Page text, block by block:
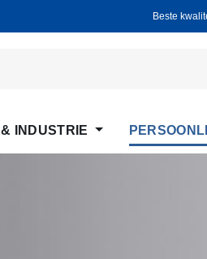
Beste
INDUSTRIE